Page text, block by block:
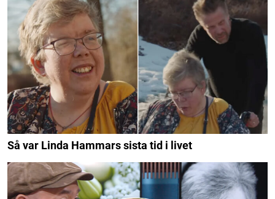
Så var Linda Hammars sista tid i livet